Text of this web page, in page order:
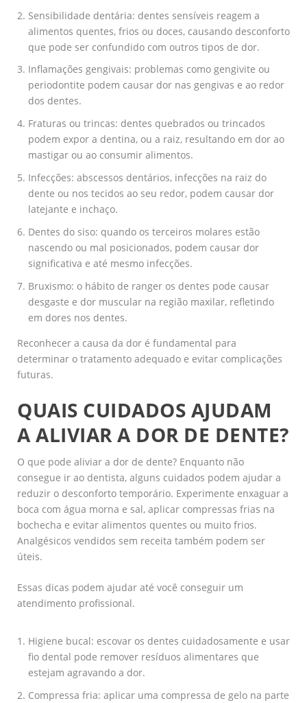
Sensibilidade dentária: dentes sensíveis reagem a
alimentos quentes, frios ou doces, causando desconforto
que pode ser confundido com outros tipos de dor.
Inflamações gengivais: problemas como gengivite ou
periodontite podem causar dor nas gengivas e ao redor
dos dentes.
Fraturas ou trincas: dentes quebrados ou trincados
podem expor a dentina, ou a raiz, resultando em dor ao
mastigar ou ao consumir alimentos.
Infecções: abscessos dentários, infecções na raiz do
dente ou nos tecidos ao seu redor, podem causar dor
latejante e inchaço.
Dentes do siso: quando os terceiros molares estão
nascendo ou mal posicionados, podem causar dor
significativa e até mesmo infecções.
Bruxismo: o hábito de ranger os dentes pode causar
desgaste e dor muscular na região maxilar, refletindo
em dores nos dentes.
Reconhecer a causa da dor é fundamental para
determinar o tratamento adequado e evitar complicações
futuras.
QUAIS CUIDADOS AJUDAM
A ALIVIAR A DOR DE DENTE?
O que pode aliviar a dor de dente? Enquanto não
consegue ir ao dentista, alguns cuidados podem ajudar a
reduzir o desconforto temporário. Experimente enxaguar a
boca com água morna e sal, aplicar compressas frias na
bochecha e evitar alimentos quentes ou muito frios.
Analgésicos vendidos sem receita também podem ser
úteis.
Essas dicas podem ajudar até você conseguir um
atendimento profissional.
Higiene bucal: escovar os dentes cuidadosamente e usar
fio dental pode remover resíduos alimentares que
estejam agravando a dor.
Compressa fria: aplicar uma compressa de gelo na parte